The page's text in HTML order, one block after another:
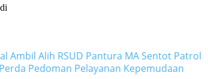
Ambil Alih RSUD Pantura MA Sentot Patrol
Pedoman Pelayanan Kepemudaan